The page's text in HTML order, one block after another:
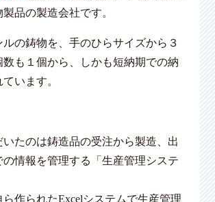
品の製造会社です。
の鋳物を、手のひらサイズから３
数も１個から、しかも短納期での納
います。
いたのは鋳造品の受注から製造、出
情報を管理する「生産管理システ
作られたExcelシステムで生産管理